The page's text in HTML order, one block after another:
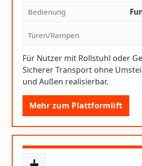
Bedienung
Türen/Rampen
Für Nutzer mit Rollstuhl oder
Sicherer Transport ohne
und Außen realisierbar.
Mehr zum Plattformlift